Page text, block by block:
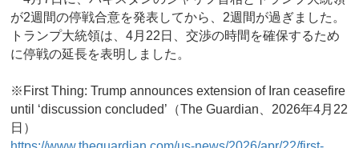
が2週間の停戦合意を発表してから、2週間が過ぎました。
トランプ大統領は、4月22日、交渉の時間を確保するため
に停戦の延長を表明しました。
※First Thing: Trump announces extension of Iran ceasefire
until ‘discussion concluded’（The Guardian、2026年4月22
日）